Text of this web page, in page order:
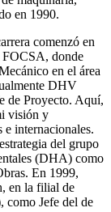
en 1990.
comenzó en
FOCSA, donde
en el área
DHV
de Proyecto. Aquí,
visión y
e internacionales.
del grupo
(DHA) como
En 1999,
en la filial de
como Jefe del de